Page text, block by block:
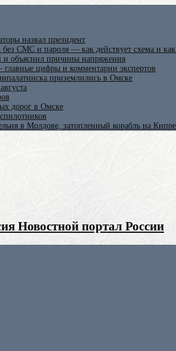
назвал президент
СМС и пароля — как действует схема и как
и объяснил причины напряжения
цифры и комментарии экспертов
приземлились в Омске
дорог в Омске
в Молдове, затопленный корабль на
Новостной портал России